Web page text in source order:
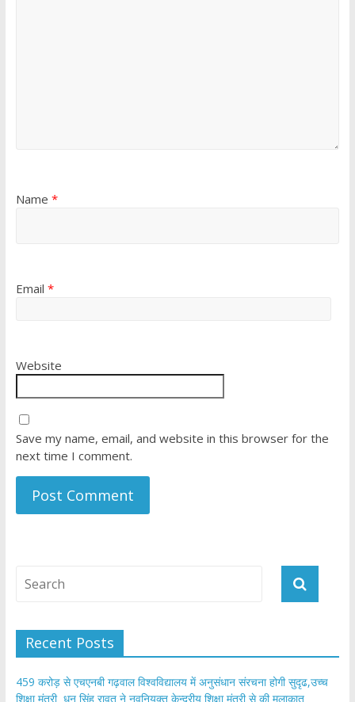
Name *
Email *
Website
Save my name, email, and website in this browser for the
next time I comment.
Recent Posts
459 करोड़ से एचएनबी गढ़वाल विश्वविद्यालय में अनुसंधान संरचना होगी सुदृढ,उच्च
शिक्षा मंत्री धन सिंह रावत ने नवनियुक्त केन्द्रीय शिक्षा मंत्री से की मुलाकात